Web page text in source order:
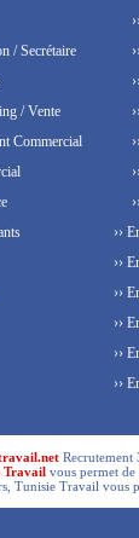
/ Secrétaire
/ Vente
Commercial
››
››
››
››
››
››
Travail vous permet de
Tunisie Travail